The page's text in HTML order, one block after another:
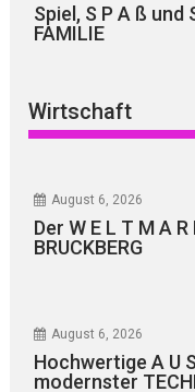
Spiel, S P A ß
FAMILIE
Wirtschaft
August 6, 2026
Der W E L T M A
BRUCKBERG
August 6, 2026
Hochwertige A U
modernster